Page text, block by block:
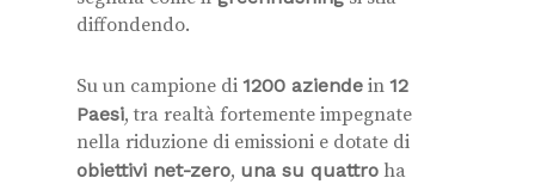
diffondendo.
Su un campione di 1200 aziende in 12
Paesi, tra realtà fortemente impegnate
nella riduzione di emissioni e dotate di
obiettivi net-zero, una su quattro ha